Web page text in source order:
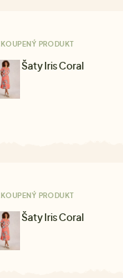
PRODUKT
Šaty Iris Coral
PRODUKT
Šaty Iris Coral